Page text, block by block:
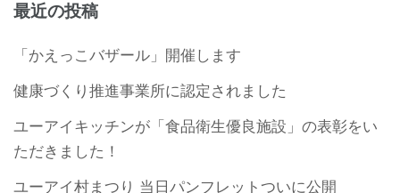
最近の投稿
「かえっこバザール」開催します
健康づくり推進事業所に認定されました
ユーアイキッチンが「食品衛生優良施設」の表彰をい
ただきました！
ユーアイ村まつり 当日パンフレットついに公開